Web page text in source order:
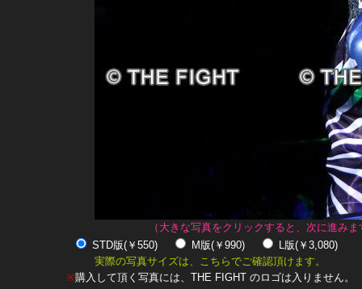
（大きな写真をクリックすると、次に進みま
STD版(￥550)
M版(￥990)
L版(￥3,080)
実際の写真サイズは、こちらでご確認頂けます。
※購入して頂く写真には、THE FIGHT のロゴは入りません。